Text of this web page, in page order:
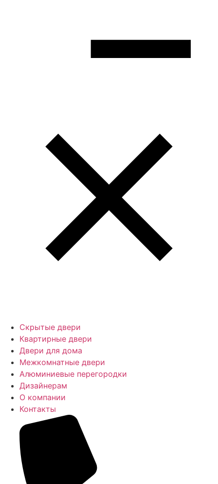
Скрытые двери
Квартирные двери
Двери для дома
Межкомнатные двери
Алюминиевые перегородки
Дизайнерам
О компании
Контакты